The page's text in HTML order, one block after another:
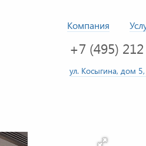
Компания
+7 (495)
ул. Косыгина, дом